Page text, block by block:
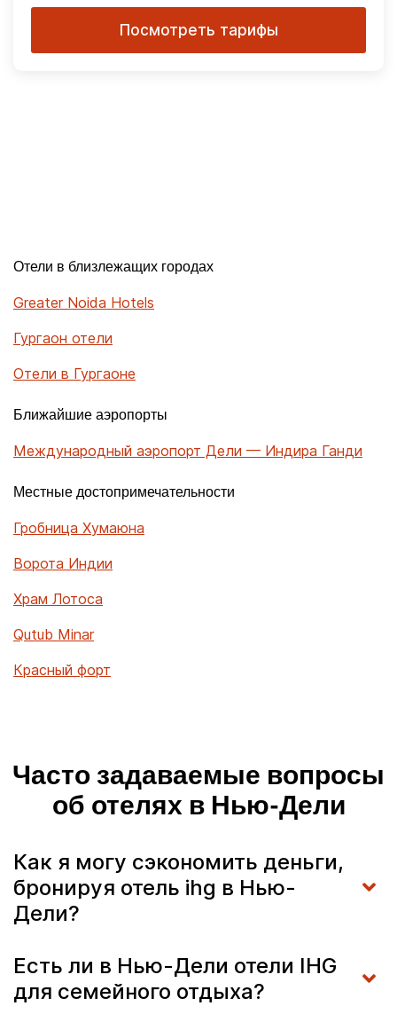
Посмотреть тарифы
Отели в близлежащих городах
Greater Noida Hotels
Гургаон отели
Отели в Гургаоне
Ближайшие аэропорты
Международный аэропорт Дели — Индира Ганди
Местные достопримечательности
Гробница Хумаюна
Ворота Индии
Храм Лотоса
Qutub Minar
Красный форт
Часто задаваемые вопросы
об отелях в Нью-Дели
Как я могу сэкономить деньги,
бронируя отель ihg в Нью-
Дели?
Есть ли в Нью-Дели отели IHG
для семейного отдыха?